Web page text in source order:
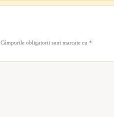
Câmpurile obligatorii sunt marcate cu *